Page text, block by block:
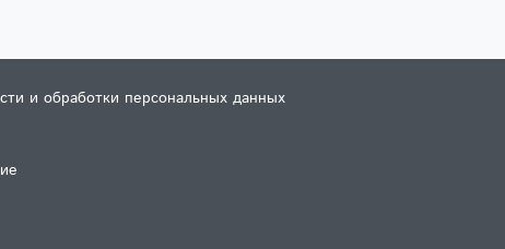
и обработки персональных данных